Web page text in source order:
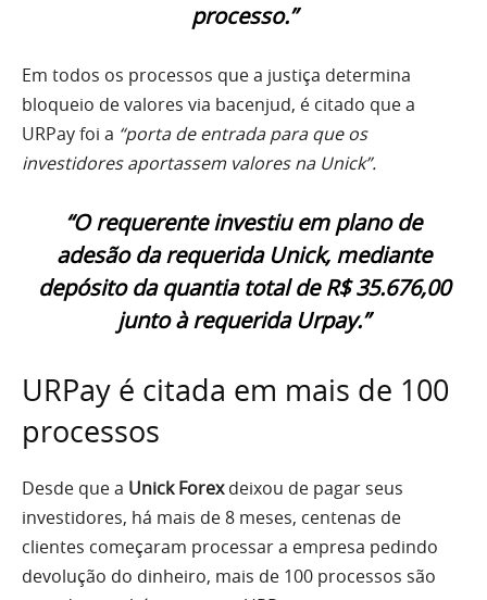
processo.”
Em todos os processos que a justiça determina
bloqueio de valores via bacenjud, é citado que a
URPay foi a “porta de entrada para que os
investidores aportassem valores na Unick”.
“O requerente investiu em plano de
adesão da requerida Unick, mediante
depósito da quantia total de R$ 35.676,00
junto à requerida Urpay.”
URPay é citada em mais de 100
processos
Desde que a Unick Forexdeixou de pagar seus
investidores, há mais de 8 meses, centenas de
clientes começaram processar a empresa pedindo
devolução do dinheiro, mais de 100 processos são